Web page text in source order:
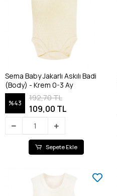
Sema Baby Jakarlı Askılı Badi
(Body) - Krem 0-3 Ay
%43
192,70 TL
109,00 TL
Sepete Ekle